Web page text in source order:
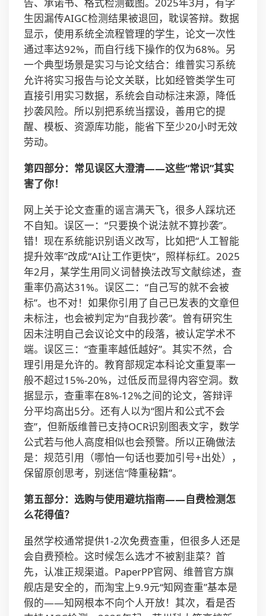
生因漏传AIGC检测结果被退回，耽误答辩。数据
显示，使用系统全流程管理的学生，论文一次性
通过率达92%，而自行线下操作的仅为68%。另
一个典型场景是实习与论文结合：维普实习系统
允许将实习报告与论文关联，比如经管类学生可
直接引用实习数据，系统会自动标注来源，降低
抄袭风险。所以别把系统当摆设，善用它的提
醒、模板、资源库功能，能省下至少20小时无效
劳动。
第四部分：常见误区大澄清——这些“常识”其实
害了你！
网上关于论文查重的谣言满天飞，很多人踩坑还
不自知。误区一：“只要换个说法就不算抄袭”。
错！现在系统能识别语义改写，比如把“人工智能
提升效率”改成“AI让工作更快”，照样标红。2025
年2月，某学生用同义词替换法改写文献综述，查
重率仍高达31%。误区二：“自己写的就不会被
标”。也不对！如果你引用了自己已发表的文章但
未标注，也会被判定为“自我抄袭”。曾有研究生
因未注明自己会议论文中的段落，被认定学术不
端。误区三：“查重率越低越好”。其实不然，合
理引用是允许的。教育部规定本科论文重复率一
般不超过15%-20%，过低反而显得内容空洞。数
据显示，查重率在8%-12%之间的论文，答辩评
分平均高出5分。还有人以为“图片和公式不会
查”，但新版维普已支持OCR识别图表文字，数学
公式若与他人高度相似也会预警。所以正确做法
是：规范引用（哪怕一句话也要加引号+出处），
保留原创思考，别迷信“降重秘籍”。
第五部分：选购与使用避坑指南——自费检测怎
么花得值？
虽然学校通常提供1-2次免费查重，但很多人还是
会自费预检。这时候怎么选才不被割韭菜？首
先，认准正规渠道。PaperPP官网、维普官方旗
舰店是安全的，而淘宝上9.9元“知网查重”基本是
假的——知网根本不向个人开放！其次，看是否